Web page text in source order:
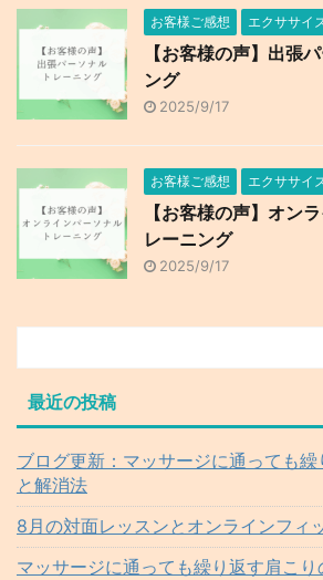
お客様ご感想 エクササイ
【お客様の声】出張
ング
2025/9/17
お客様ご感想 エクササイ
【お客様の声】オン
レーニング
2025/9/17
最近の投稿
ブログ更新：マッサージに通っても
と解消法
8月の対面レッスンとオンラインフィ
マッサージに通っても繰り返す肩こ